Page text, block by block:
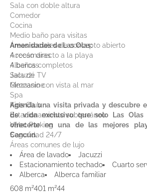
Sala con doble altura
Comedor
Cocina
Medio baño para visitas
Áreas sociales de concepto abierto
4 recámaras
4 baños completos
Sala de TV
Mezzanine
Amenidades de Las Olas:
Acceso directo a la playa
Albercas
Jacuzzi
Gimnasio con vista al mar
Spa
Kids Club
Estacionamiento subterráneo
Valet Parking
Seguridad 24/7
Áreas comunes de lujo
Agenda una visita privada y descubre
de vida exclusivo que solo Las Olas
ofrecerte en una de las mejores
Cancún.
Área de lavado
Jacuzzi
Estacionamiento techado
Cuarto
Alberca
Alberca familiar
608 m²401 m²44